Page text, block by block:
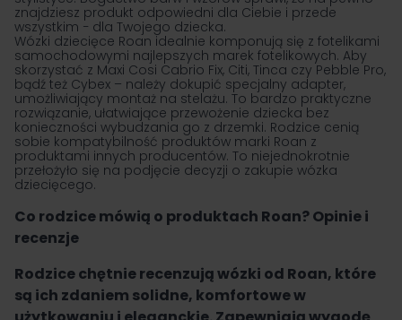
znajdziesz produkt odpowiedni dla Ciebie i przede
wszystkim − dla Twojego dziecka.
Wózki dziecięce Roan idealnie komponują się z fotelikami
samochodowymi najlepszych marek fotelikowych. Aby
skorzystać z Maxi Cosi Cabrio Fix, Citi, Tinca czy Pebble Pro,
bądź też Cybex – należy dokupić specjalny adapter,
umożliwiający montaż na stelażu. To bardzo praktyczne
rozwiązanie, ułatwiające przewożenie dziecka bez
konieczności wybudzania go z drzemki. Rodzice cenią
sobie kompatybilność produktów marki Roan z
produktami innych producentów. To niejednokrotnie
przełożyło się na podjęcie decyzji o zakupie wózka
dziecięcego.
Co rodzice mówią o produktach Roan? Opinie i
recenzje
Rodzice chętnie recenzują wózki od Roan, które
są ich zdaniem solidne, komfortowe w